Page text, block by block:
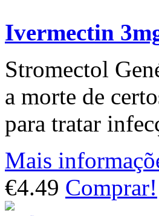
Ivermectin
Stromectol
a morte de
para tratar
Mais
€4.49 Comprar!